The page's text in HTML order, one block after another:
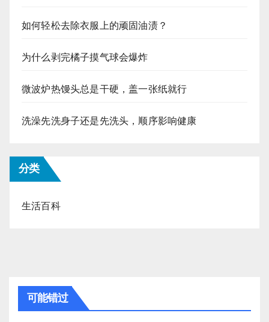
如何轻松去除衣服上的顽固油渍？
为什么剥完橘子摸气球会爆炸
微波炉热馒头总是干硬，盖一张纸就行
洗澡先洗身子还是先洗头，顺序影响健康
分类
生活百科
可能错过